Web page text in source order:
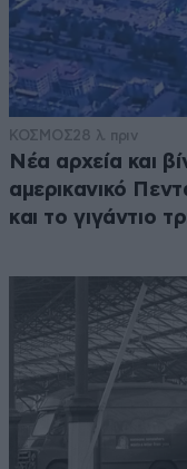
ΚΟΣΜΟΣ28 λ. πριν
Νέα αρχεία και
αμερικανικό
και το γιγάντιο